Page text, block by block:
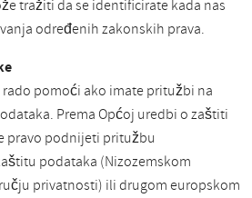
tražiti da se identificirate kada nas
određenih zakonskih prava.
pomoći ako imate pritužbi na
Prema Općoj uredbi o zaštiti
pravo podnijeti pritužbu
podataka (Nizozemskom
privatnosti) ili drugom europskom